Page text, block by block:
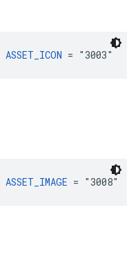
ASSET_ICON = "3003"
ASSET_IMAGE = "3008"